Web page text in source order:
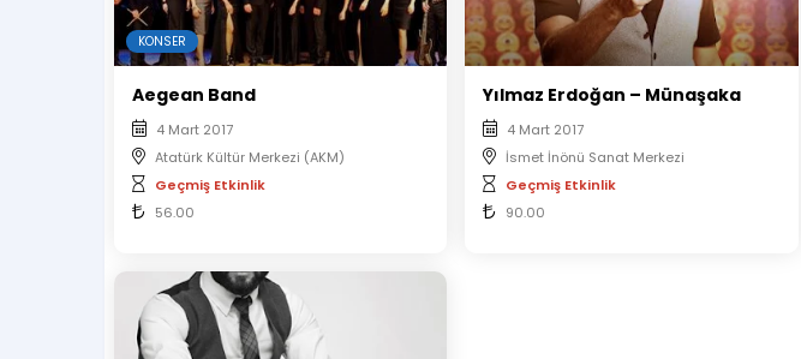
KONSER
Aegean Band
4 Mart 2017
Atatürk Kültür Merkezi (AKM)
Geçmiş Etkinlik
56.00
Yılmaz Erdoğan – Münaşaka
4 Mart 2017
İsmet İnönü Sanat Merkezi
Geçmiş Etkinlik
90.00